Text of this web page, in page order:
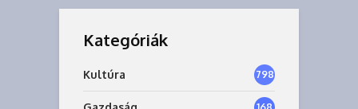
Kategóriák
Kultúra 798